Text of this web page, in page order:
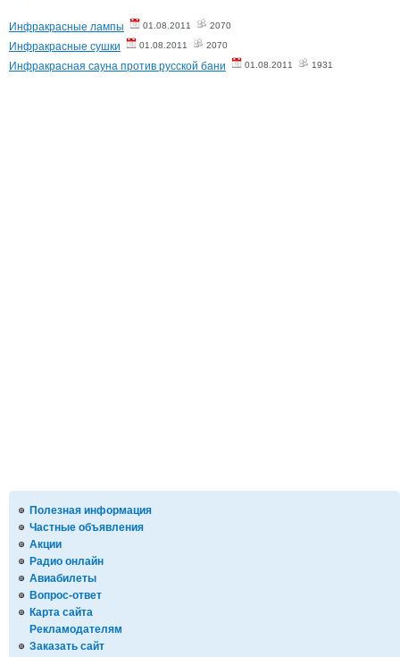
Полезная информация
Частные объявления
Акции
Радио онлайн
Авиабилеты
Вопрос-ответ
Карта сайта
Рекламодателям
Заказать сайт
Инфракрасные лампы 01.08.2011 2070
Инфракрасные сушки 01.08.2011 2070
Инфракрасная сауна против русской бани 01.08.2011 1931